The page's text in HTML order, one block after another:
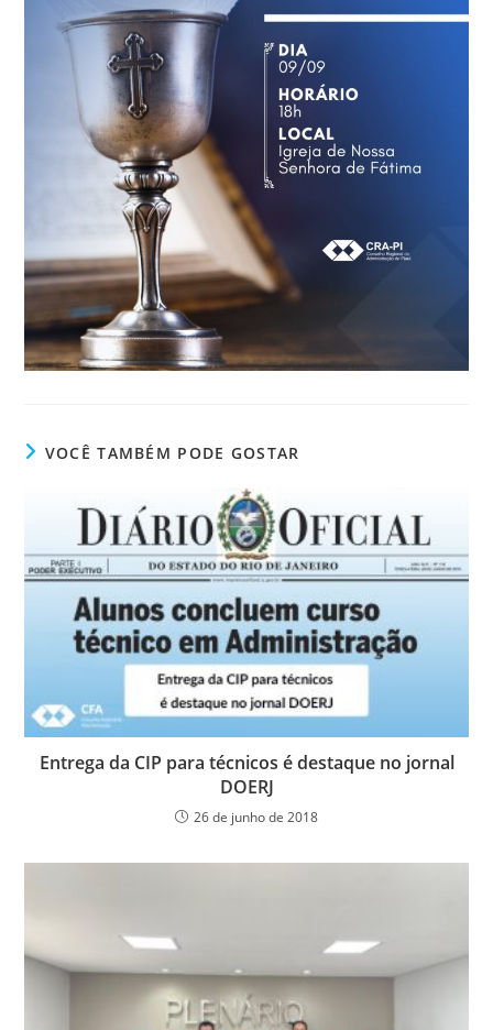
VOCÊ TAMBÉM PODE GOSTAR
Entrega da CIP para técnicos é destaque no jornal
DOERJ
26 de junho de 2018